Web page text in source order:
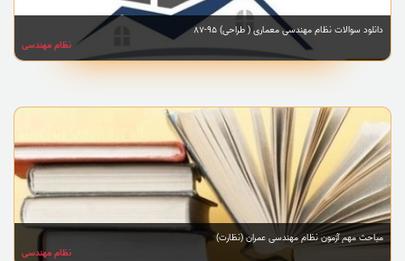
دانلود سوالات نظام مهندسی معماری ( طراحی) 95-87
نظام مهندسی
مباحث مهم آزمون نظام مهندسی عمران (نظارت)
نظام مهندسی